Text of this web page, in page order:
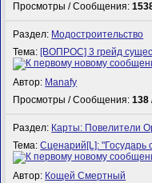
Просмотры / Сообщения:
Раздел: Модостроительство
Тема: [ВОПРОС] 3 грейд
Автор: Manafy
Просмотры / Сообщения:138
Раздел: Карты: Повелители
Тема:Сценарий[L]: "Государь
Автор: Кощей Смертный